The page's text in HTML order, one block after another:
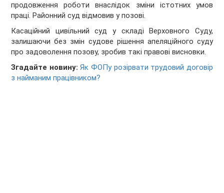
продовження роботи внаслідок зміни істотних умов
праці. Районний суд відмовив у позові.
Касаційний цивільний суд у складі Верховного Суду,
залишаючи без змін судове рішення апеляційного суду
про задоволення позову, зробив такі правові висновки.
Згадайте новину: Як ФОПу розірвати трудовий договір
з найманим працівником?